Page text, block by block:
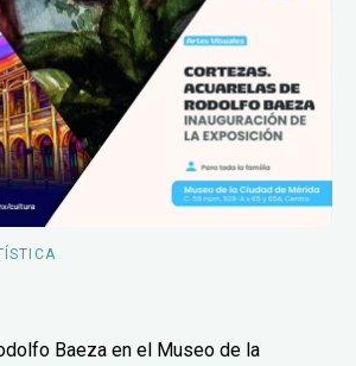
Baeza en el Museo de la